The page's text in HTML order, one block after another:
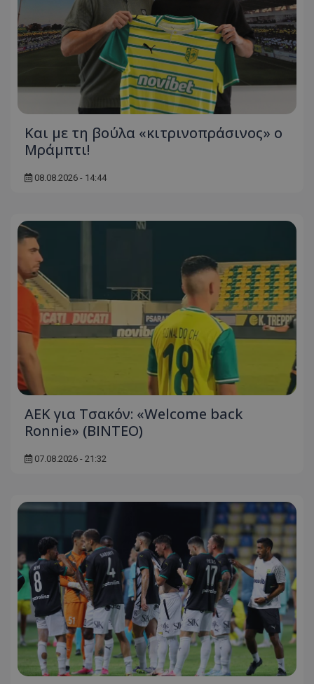
Και με τη βούλα «κιτρινοπράσινος» ο
Μράμπτι!
08.08.2026 - 14:44
ΑΕΚ για Τσακόν: «Welcome back
Ronnie» (ΒΙΝΤΕΟ)
07.08.2026 - 21:32